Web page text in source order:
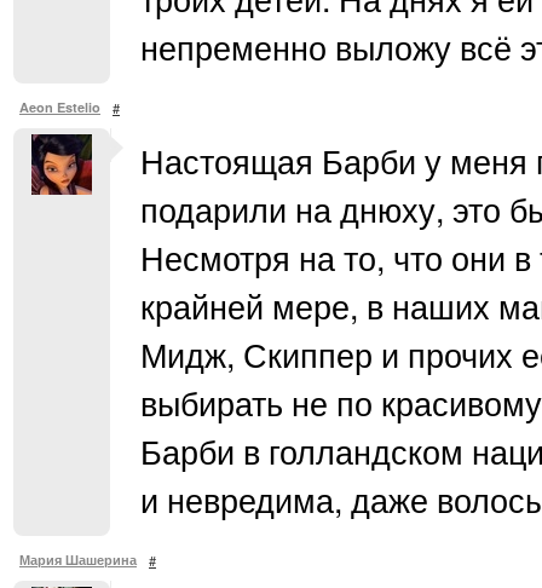
непременно выложу всё
Aeon Estelio #
Настоящая Барби у меня
подарили на днюху, это
Несмотря на то, что они
крайней мере, в наших
Мидж, Скиппер и прочих
выбирать не по
Барби в голландском
и невредима, даже
Мария Шашерина #